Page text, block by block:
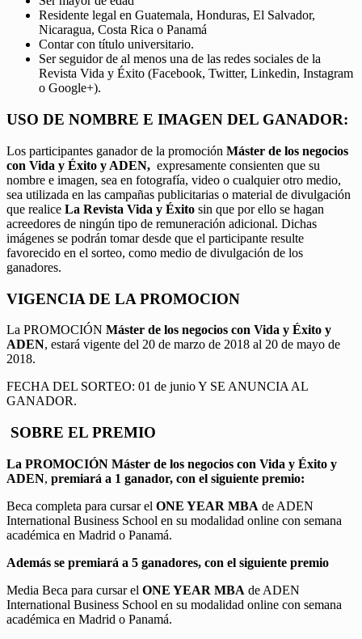
Residente legal en Guatemala, Honduras, El Salvador,
Nicaragua, Costa Rica o Panamá
Contar con título universitario.
Ser seguidor de al menos una de las redes sociales de la
Revista Vida y Éxito (Facebook, Twitter, Linkedin, Instagram
o Google+).
USO DE NOMBRE E IMAGEN DEL GANADOR:
Los participantes ganador de la promoción Máster de los negocios
con Vida y Éxito y ADEN, expresamente consienten que su
nombre e imagen, sea en fotografía, video o cualquier otro medio,
sea utilizada en las campañas publicitarias o material de divulgación
que realice La Revista Vida y Éxito sin que por ello se hagan
acreedores de ningún tipo de remuneración adicional. Dichas
imágenes se podrán tomar desde que el participante resulte
favorecido en el sorteo, como medio de divulgación de los
ganadores.
VIGENCIA DE LA PROMOCION
La PROMOCIÓN Máster de los negocios con Vida y Éxito y
ADEN, estará vigente del 20 de marzo de 2018 al 20 de mayo de
2018.
FECHA DEL SORTEO: 01 de junio Y SE ANUNCIA AL
GANADOR.
SOBRE EL PREMIO
La PROMOCIÓN Máster de los negocios con Vida y Éxito y
ADEN, premiará a 1 ganador, con el siguiente premio:
Beca completa para cursar el ONE YEAR MBA de ADEN
International Business School en su modalidad online con semana
académica en Madrid o Panamá.
Además se premiará a 5 ganadores, con el siguiente premio
Media Beca para cursar el ONE YEAR MBA de ADEN
International Business School en su modalidad online con semana
académica en Madrid o Panamá.